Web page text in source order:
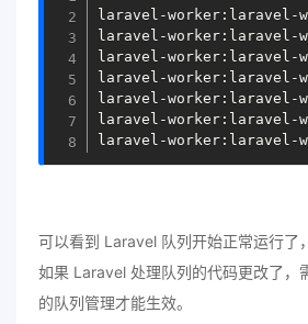
laravel-worker:laravel-
laravel-worker:laravel-
laravel-worker:laravel-
laravel-worker:laravel-
laravel-worker:laravel-
laravel-worker:laravel-
可以看到 Laravel 队列开始正常运行了
如果 Laravel 处理队列的代码更改了，
的队列管理才能生效。